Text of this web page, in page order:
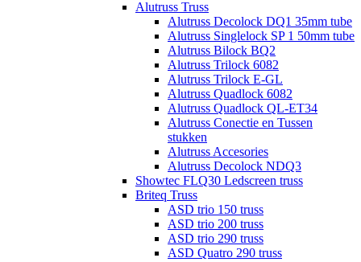
Alutruss Truss
Alutruss Decolock DQ1 35mm tube
Alutruss Singlelock SP 1 50mm tube
Alutruss Bilock BQ2
Alutruss Trilock 6082
Alutruss Trilock E-GL
Alutruss Quadlock 6082
Alutruss Quadlock QL-ET34
Alutruss Conectie en Tussen
stukken
Alutruss Accesories
Alutruss Decolock NDQ3
Showtec FLQ30 Ledscreen truss
Briteq Truss
ASD trio 150 truss
ASD trio 200 truss
ASD trio 290 truss
ASD Quatro 290 truss